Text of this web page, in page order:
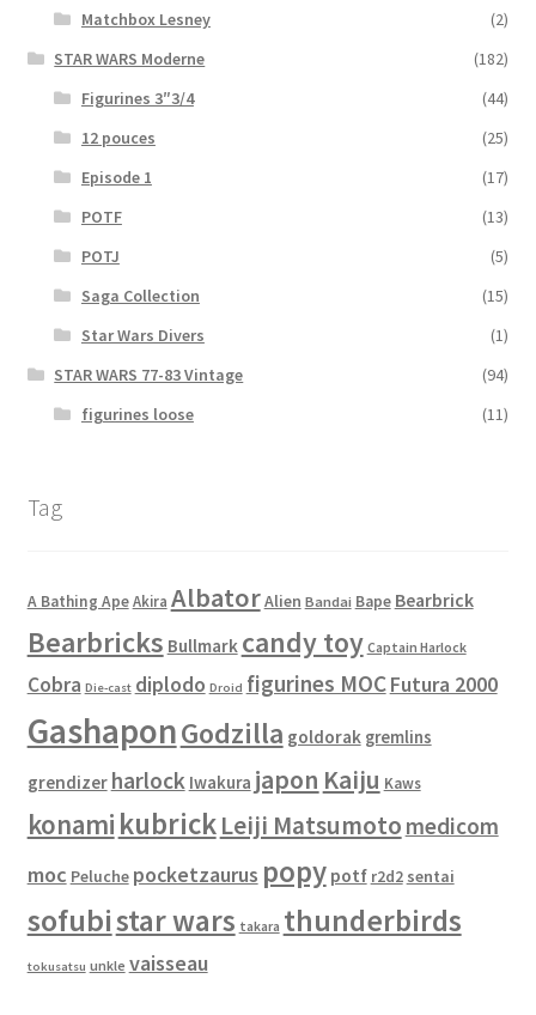
Matchbox Lesney
(2)
STAR WARS Moderne
(182)
Figurines 3″3/4
(44)
12 pouces
(25)
Episode 1
(17)
POTF
(13)
POTJ
(5)
Saga Collection
(15)
Star Wars Divers
(1)
STAR WARS 77-83 Vintage
(94)
figurines loose
(11)
Tag
A Bathing Ape Akira AlbatorAlien Bandai Bape Bearbrick
Bearbricks Bullmark candy toy Captain Harlock
Cobra Die-cast diplodo Droid figurines MOCFutura 2000
GashaponGodzilla goldorak gremlins
grendizer harlock Iwakura japon Kaiju Kaws
konami kubrickLeiji Matsumoto medicom
moc Peluche pocketzaurus popy potf r2d2 sentai
sofubistar wars takara thunderbirds
tokusatsu unkle vaisseau